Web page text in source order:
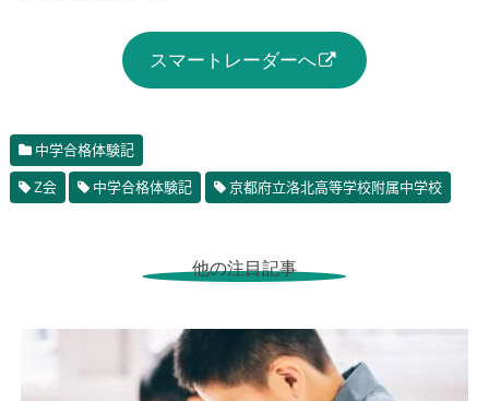
スマートレーダーへ
中学合格体験記
Z会 中学合格体験記 京都府立洛北高等学校附属中学校
他の注目記事